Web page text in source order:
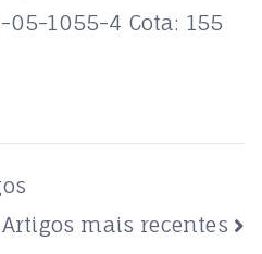
05-1055-4 Cota: 155
Artigos mais recentes